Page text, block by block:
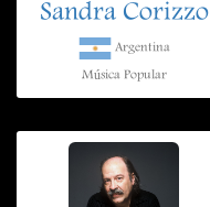
Sandra Corizzo
Argentina
Música Popular